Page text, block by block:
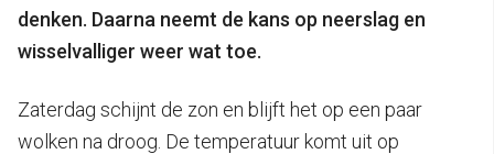
denken. Daarna neemt de kans op neerslag en
wisselvalliger weer wat toe.
Zaterdag schijnt de zon en blijft het op een paar
wolken na droog. De temperatuur komt uit op